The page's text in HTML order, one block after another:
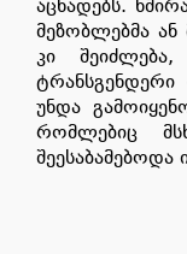
აცხადებს.
მეზობლებმა ან
კი
ტრანსგენდერი
უნდა
რომლებიც
შეესაბამებოდა